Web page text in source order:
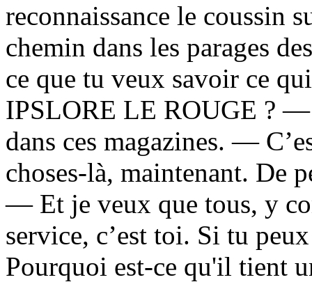
reconnaissance le coussin
chemin dans les parages
ce que tu veux savoir ce
IPSLORE LE ROUGE ? —
dans ces magazines. —
choses-là, maintenant. De
— Et je veux que tous, y
service, c’est toi. Si tu
Pourquoi est-ce qu'il tient